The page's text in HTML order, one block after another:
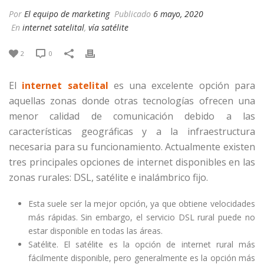
Por El equipo de marketing Publicado 6 mayo, 2020
En internet satelital, vía satélite
2 0
El internet satelital es una excelente opción para
aquellas zonas donde otras tecnologías ofrecen una
menor calidad de comunicación debido a las
características geográficas y a la infraestructura
necesaria para su funcionamiento. Actualmente existen
tres principales opciones de internet disponibles en las
zonas rurales: DSL, satélite e inalámbrico fijo.
Esta suele ser la mejor opción, ya que obtiene velocidades
más rápidas. Sin embargo, el servicio DSL rural puede no
estar disponible en todas las áreas.
Satélite. El satélite es la opción de internet rural más
fácilmente disponible, pero generalmente es la opción más